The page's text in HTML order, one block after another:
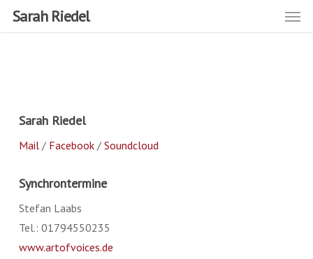
SkipSarah Riedel Menu
Sarah Riedel
Mail/ Facebook/ Soundcloud
Synchrontermine
Stefan Laabs
Tel.: 01794550235
www.artofvoices.de